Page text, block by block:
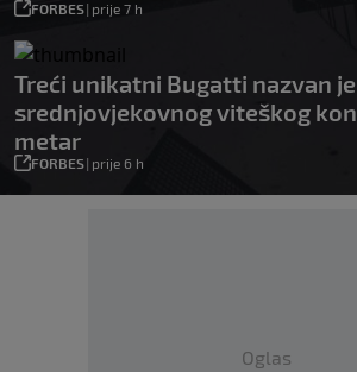
FORBES| prije 7 h
Treći unikatni Bugatti nazvan
srednjovjekovnog viteškog
metar
FORBES| prije 6 h
Oglas